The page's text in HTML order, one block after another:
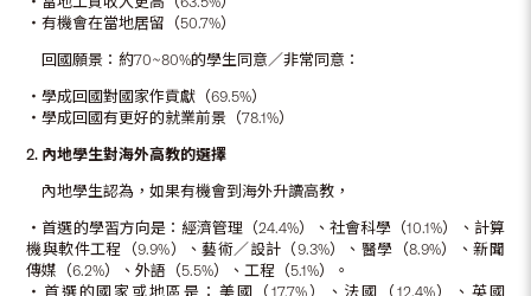
‧有機會在當地居留（50.7%）
回國願景：約70~80%的學生同意／非常同意：
‧學成回國對國家作貢獻（69.5%）
‧學成回國有更好的就業前景（78.1%）
2. 內地學生對海外高教的選擇
內地學生認為，如果有機會到海外升讀高教，
‧首選的學習方向是：經濟管理（24.4%）、社會科學（10.1%）、計算
機與軟件工程（9.9%）、藝術／設計（9.3%）、醫學（8.9%）、新聞
傳媒（6.2%）、外語（5.5%）、工程（5.1%）。
‧首選的國家或地區是：美國（17.7%）、法國（12.4%）、英國